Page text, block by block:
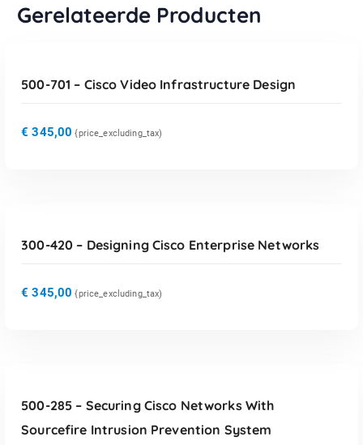
Gerelateerde Producten
500-701 – Cisco Video Infrastructure Design
€ 345,00 {price_excluding_tax)
300-420 – Designing Cisco Enterprise Networks
€ 345,00 {price_excluding_tax)
500-285 – Securing Cisco Networks With
Sourcefire Intrusion Prevention System